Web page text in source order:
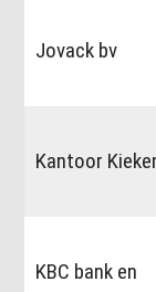
Jovack bv
Kantoor
KBC bank en